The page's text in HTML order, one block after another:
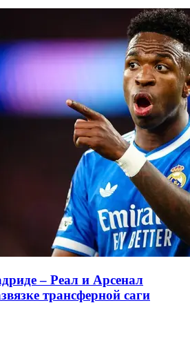
– Реал и Арсенал
трансферной саги